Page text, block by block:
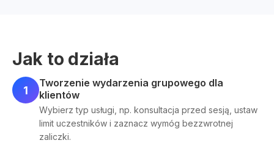
Jak to działa
1
Tworzenie wydarzenia grupowego dla
klientów
Wybierz typ usługi, np. konsultacja przed sesją, ustaw
limit uczestników i zaznacz wymóg bezzwrotnej
zaliczki.